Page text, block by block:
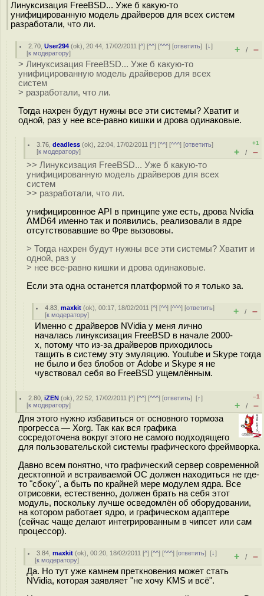
Линуксизация FreeBSD... Уже б какую-то
унифицированную модель драйверов для всех систем
разработали, что ли.
2.70 ,User294 (ok), 20:44, 17/02/2011 [^] [^^] [^^^] [ответить][↓]
[к модератору] + / –
> Линуксизация FreeBSD... Уже б какую-то
унифицированную модель драйверов для всех
систем
> разработали, что ли.
Тогда нахрен будут нужны все эти системы? Хватит и
одной, раз у нее все-равно кишки и дрова одинаковые.
3.76 ,deadless (ok), 22:04, 17/02/2011 [^] [^^] [^^^] [ответить]
[к модератору]
+1
+ / –
>> Линуксизация FreeBSD... Уже б какую-то
унифицированную модель драйверов для всех
систем
>> разработали, что ли.
унифицировнное API в принципе уже есть, дрова Nvidia
AMD64 именно так и появились, реализовали в ядре
отсутствовавшие во Фре вызововы.
> Тогда нахрен будут нужны все эти системы? Хватит и
одной, раз у
> нее все-равно кишки и дрова одинаковые.
Если эта одна останется платформой то я только за.
4.83 ,maxkit (ok), 00:17, 18/02/2011 [^] [^^] [^^^] [ответить]
[к модератору] + / –
Именно с драйверов NVidia у меня лично
началась линуксизация FreeBSD в начале 2000-
х, потому что из-за драйверов приходилось
тащить в систему эту эмуляцию. Youtube и Skype тогда
не было и без блобов от Adobe и Skype я не
чувствовал себя во FreeBSD ущемлённым.
2.80 ,iZEN (ok), 22:52, 17/02/2011 [^] [^^] [^^^] [ответить][↑]
[к модератору]
–1
+ / –
Для этого нужно избавиться от основного тормоза
прогресса — Xorg. Так как вся графика
сосредоточена вокруг этого не самого подходящего
для пользовательской системы графического фреймворка.
Давно всем понятно, что графический сервер современной
десктопной и встраиваемой ОС должен находиться не где-
то "сбоку", а быть по крайней мере модулем ядра. Все
отрисовки, естественно, должен брать на себя этот
модуль, поскольку лучше осведомлён об оборудовании,
на котором работает ядро, и графическом адаптере
(сейчас чаще делают интегрированным в чипсет или сам
процессор).
3.84 ,maxkit (ok), 00:20, 18/02/2011 [^] [^^] [^^^] [ответить][↓]
[к модератору] + / –
Да. Но тут уже камнем преткновения может стать
NVidia, которая заявляет "не хочу KMS и всё".